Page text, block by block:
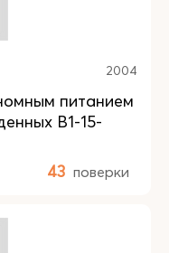
2004
питанием
В1-15-
43 поверки